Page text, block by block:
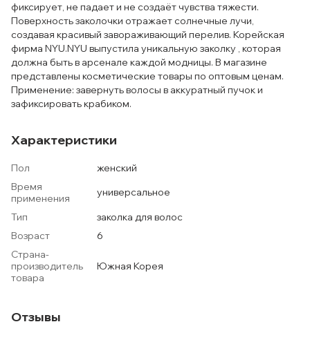
фиксирует, не падает и не создаёт чувства тяжести.
Поверхность заколочки отражает солнечные лучи,
создавая красивый завораживающий перелив. Корейская
фирма NYU.NYU выпустила уникальную заколку , которая
должна быть в арсенале каждой модницы. В магазине
представлены косметические товары по оптовым ценам.
Применение: завернуть волосы в аккуратный пучок и
зафиксировать крабиком.
Характеристики
Пол
женский
Время
применения
универсальное
Тип
заколка для волос
Возраст
6
Страна-
производитель
товара
Южная Корея
Отзывы